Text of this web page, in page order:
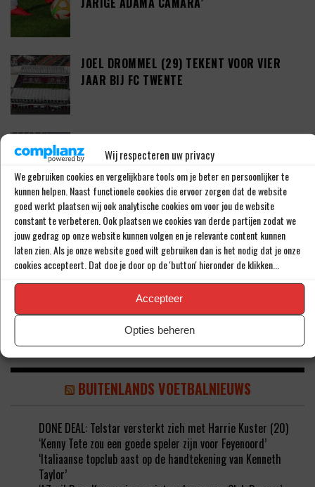
Wij respecteren uw privacy
We gebruiken cookies en vergelijkbare tools om je beter en persoonlijker te
kunnen helpen. Naast functionele cookies die ervoor zorgen dat de website
goed werkt plaatsen wij ook analytische cookies om voor jou de website
constant te verbeteren. Ook plaatsen we cookies van derde partijen zodat we
jouw gedrag op onze website kunnen volgen en je relevante content kunnen
laten zien. Als je onze website goed wilt gebruiken dan is het nodig dat je onze
cookies accepteert. Dat doe je door op de 'button' hieronder de klikken...
Accepteer
Opties beheren
JOEL DROMMEL (29) TEKENT VOOR VIER
JAAR BIJ FC TWENTE
SPELER ZIJN VOOR FEYENOORD’
PETER BOSZ OVER ONTWIKKELINGEN BIJ
AJAX: ‘LIG BIBBEREND IN BED’
‘KODAI SANO DEZE ZOMER DAN TOCH VAN
NEC NAAR PSV’
BUITENLANDS VOETBALNIEUWS
DONE DEAL: Telstar versterkt zich met Harrie Kuster (20)
‘Kenny Tete zou een goede speler zijn voor Feyenoord’
‘Italiaanse topclub aast op de handtekening van Kenneth
Taylor’